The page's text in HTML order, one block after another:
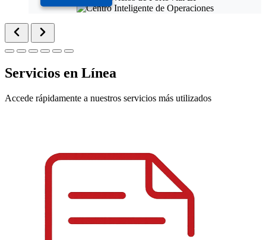
Servicios en Línea
Accede rápidamente a nuestros servicios más utilizados